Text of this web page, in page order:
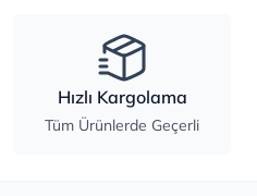
Hızlı Kargolama
Tüm Ürünlerde Geçerli